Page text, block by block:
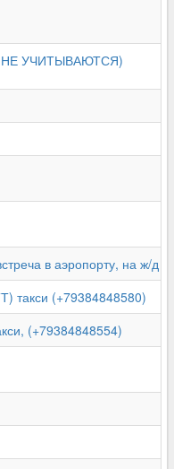
НЕ УЧИТЫВАЮТСЯ)
в аэропорту, на ж/д
такси (+79384848580)
(+79384848554)